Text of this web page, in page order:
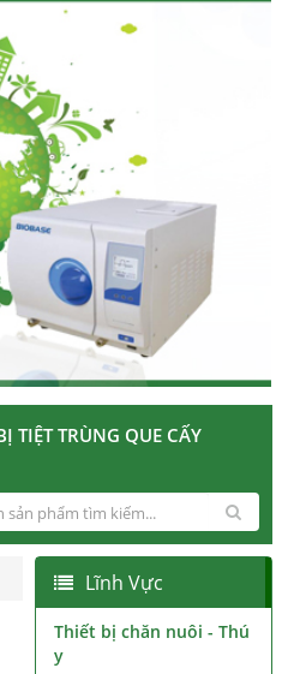
TIỆT TRÙNG QUE CẤY
Lĩnh Vực
Thiết bị chăn nuôi - Thú
y